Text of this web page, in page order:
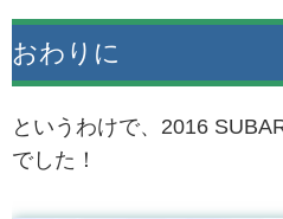
おわりに
というわけで、2016
でした！